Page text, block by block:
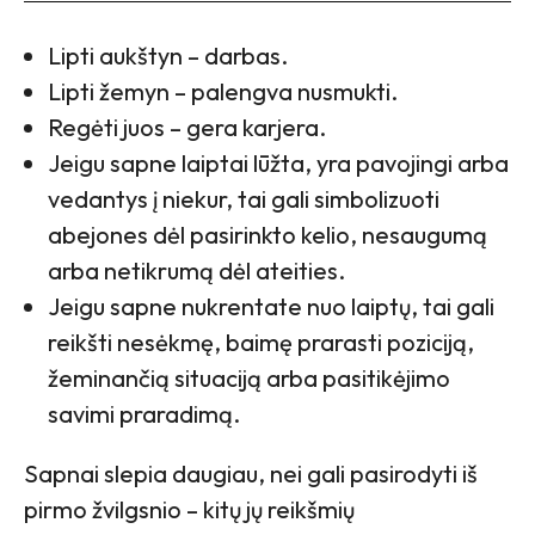
Lipti aukštyn – darbas.
Lipti žemyn – palengva nusmukti.
Regėti juos – gera karjera.
Jeigu sapne laiptai lūžta, yra pavojingi arba
vedantys į niekur, tai gali simbolizuoti
abejones dėl pasirinkto kelio, nesaugumą
arba netikrumą dėl ateities.
Jeigu sapne nukrentate nuo laiptų, tai gali
reikšti nesėkmę, baimę prarasti poziciją,
žeminančią situaciją arba pasitikėjimo
savimi praradimą.
Sapnai slepia daugiau, nei gali pasirodyti iš
pirmo žvilgsnio – kitų jų reikšmių